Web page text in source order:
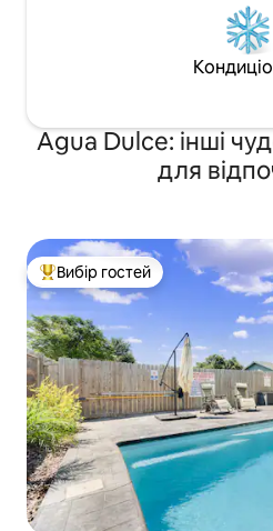
Agua Dulce: інші
для
Топ вибір гостей
Вибір гостей